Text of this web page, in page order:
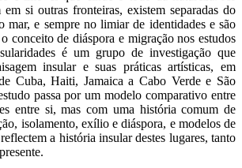
em si outras fronteiras, existem separadas do
mar, e sempre no limiar de identidades e são
conceito de diáspora e migração nos estudos
é um grupo de investigação que
insular e suas práticas artísticas, em
Cuba, Haiti, Jamaica a Cabo Verde e São
passa por um modelo comparativo entre
entre si, mas com uma história comum de
isolamento, exílio e diáspora, e modelos de
a história insular destes lugares, tanto